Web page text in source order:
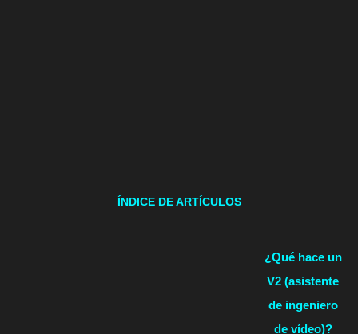
ÍNDICE DE ARTÍCULOS
¿Qué hace un
V2 (asistente
de ingeniero
de vídeo)?